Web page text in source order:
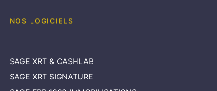
SAGE XRT & CASHLAB
SAGE XRT SIGNATURE